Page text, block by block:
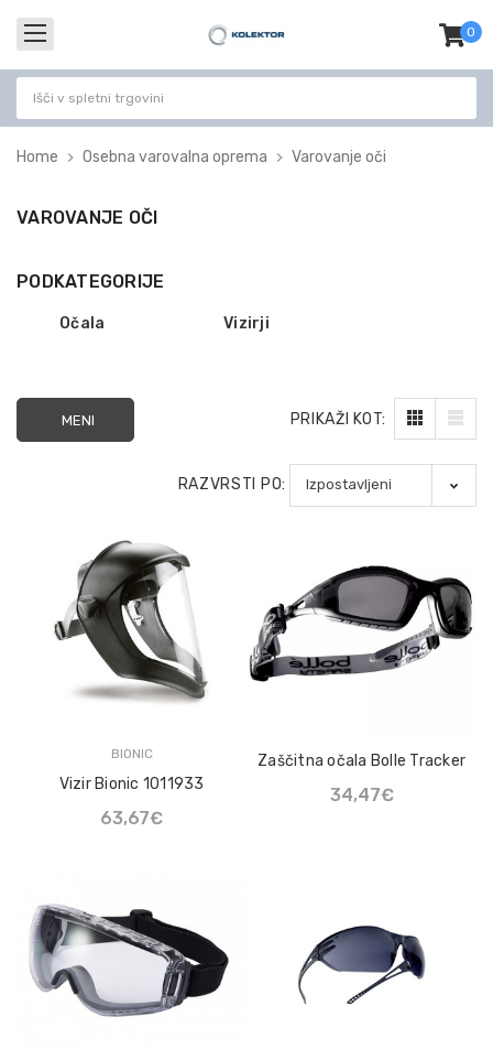
0
-
Home Osebna varovalna oprema Varovanje oči
Natikač Loksse Lo Hill
47,93€
Sprej Klüber Altemp Q
NB 50
2
7,20€ - 14,14€
22,63€
VAROVANJE OČI
PODKATEGORIJE
Očala Vizirji
MENI PRIKAŽI KOT:
RAZVRSTI PO:
BIONIC
Vizir Bionic 1011933
63,67€
Zaščitna očala Bolle Tracker
34,47€